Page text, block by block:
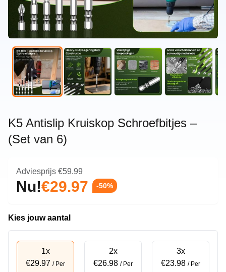
K5 Antislip Kruiskop Schroefbitjes –
(Set van 6)
Adviesprijs €59.99
Nu!€29.97 -50%
Kies jouw aantal
1x
€29.97 / Per
2x
€26.98 / Per
3x
€23.98 / Per